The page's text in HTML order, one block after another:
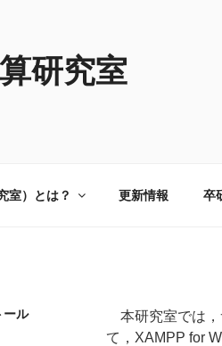
研究室
室）とは？ 更新情報 卒
ール
本研究室では，
て，XAMPP for